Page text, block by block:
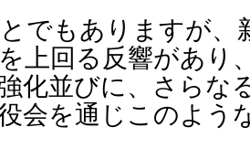
でもありますが、
上回る反響があり
化並びに、さらな
会を通じこのよう